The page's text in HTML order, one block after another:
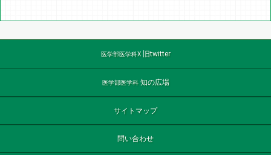
医学部医学科X旧twitter
医学部医学科知の広場
サイトマップ
問い合わせ